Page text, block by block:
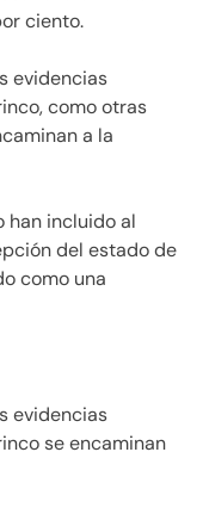
ciento.
evidencias
como otras
a la
han incluido al
del estado de
como una
evidencias
se encaminan